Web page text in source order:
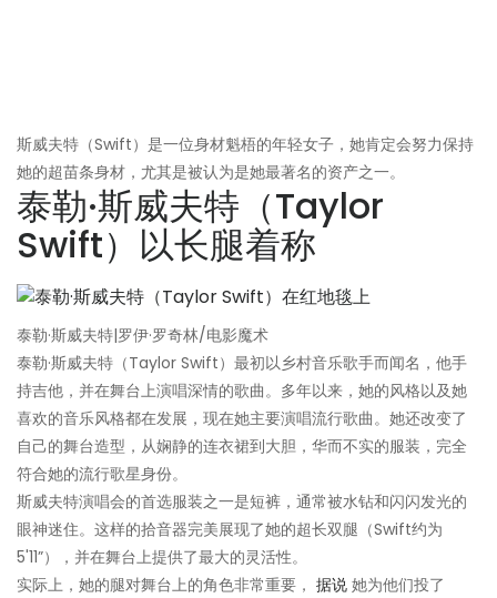
斯威夫特（Swift）是一位身材魁梧的年轻女子，她肯定会努力保持
她的超苗条身材，尤其是被认为是她最著名的资产之一。
泰勒·斯威夫特（Taylor
Swift）以长腿着称
泰勒·斯威夫特|罗伊·罗奇林/电影魔术
泰勒·斯威夫特（Taylor Swift）最初以乡村音乐歌手而闻名，他手
持吉他，并在舞台上演唱深情的歌曲。多年以来，她的风格以及她
喜欢的音乐风格都在发展，现在她主要演唱流行歌曲。她还改变了
自己的舞台造型，从娴静的连衣裙到大胆，华而不实的服装，完全
符合她的流行歌星身份。
斯威夫特演唱会的首选服装之一是短裤，通常被水钻和闪闪发光的
眼神迷住。这样的拾音器完美展现了她的超长双腿（Swift约为
5'11”），并在舞台上提供了最大的灵活性。
实际上，她的腿对舞台上的角色非常重要， 据说 她为他们投了